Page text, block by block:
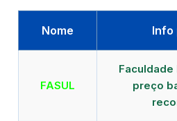
Nome Info
FASUL
Faculdade
preço